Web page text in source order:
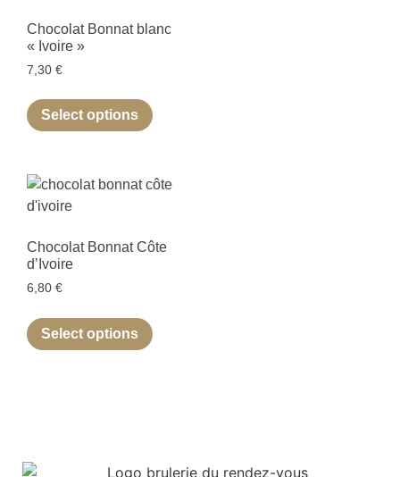
Chocolat Bonnat blanc
« Ivoire »
7,30 €
Select options
Chocolat Bonnat Côte
d’Ivoire
6,80 €
Select options